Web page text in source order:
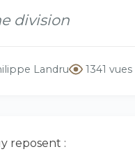
division
Landru 1341 vues
reposent :